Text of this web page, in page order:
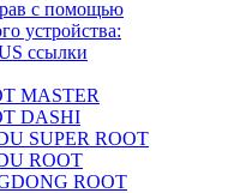
с помощью
устройства:
ссылки
MASTER
DASHI
SUPER ROOT
ROOT
ROOT